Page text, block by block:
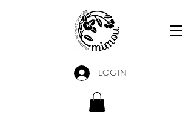
LOG IN